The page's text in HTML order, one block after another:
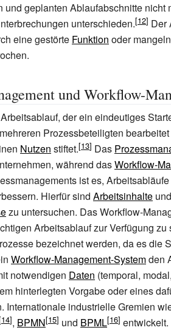
geplanten Ablaufabschnitte nicht
unterschieden.
Der
eine gestörte Funktion oder
und Workflow-
der ein eindeutiges
Prozessbeteiligten
Nutzen stiftet. Das
während dasWorkflow-
ist es,
Hierfür sind Arbeitsinhalte und
zu untersuchen. Das Workflow-
Arbeitsablauf zur Verfügung zu
bezeichnet werden, da es die
Workflow-Management-Systemden
notwendigen Daten (temporal,
hinterlegten Vorgabe oder eines
Internationale industrielle Gremien
, BPMN und BPML entwickelt.